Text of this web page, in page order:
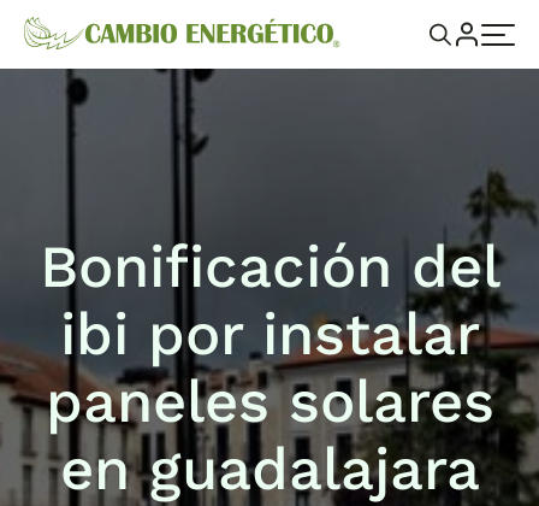
Bonificación del
ibi por instalar
paneles solares
en guadalajara